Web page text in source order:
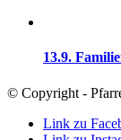
13.9.
© Copyright -
Link zu